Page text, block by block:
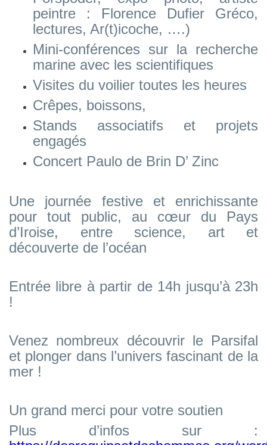
peintre : Florence Dufier Gréco,
lectures, Ar(t)icoche, ….)
Mini-conférences sur la recherche
marine avec les scientifiques
Visites du voilier toutes les heures
Crêpes, boissons,
Stands associatifs et projets
engagés
Concert Paulo de Brin D’ Zinc
Une journée festive et enrichissante
pour tout public, au cœur du Pays
d’Iroise, entre science, art et
découverte de l’océan
Entrée libre à partir de 14h jusqu’à 23h
!
Venez nombreux découvrir le Parsifal
et plonger dans l’univers fascinant de la
mer !
Un grand merci pour votre soutien
Plus d’infos sur :